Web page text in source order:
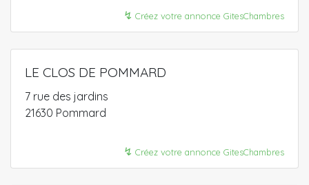
↯ Créez votre annonce GitesChambres
LE CLOS DE POMMARD
7 rue des jardins
21630 Pommard
↯ Créez votre annonce GitesChambres